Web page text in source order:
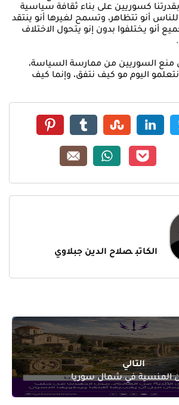
كسوريين على بناء ثقافة سياسية
أنو تتظاهر، وتسمح لغيرها أنو ينتقد
أنو يختلفوا بدون إنو يتحول الاختلاف
السوريين من ممارسة السياسة،
اليوم مو كيف نتفق، وإنما كيف
الكاتب صلاح الدين جبلاوي
التالي
المنسية في شمال سوريا